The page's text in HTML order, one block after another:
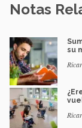
Notas
su